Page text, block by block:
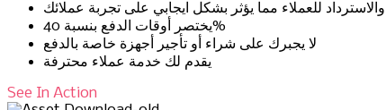
يختصر أوقات الدفع بنسبة 40%
لا يجبرك على شراء أو تأجير أجهزة خاصة بالدفع
يقدم لك خدمة عملاء محترفة
See In Action